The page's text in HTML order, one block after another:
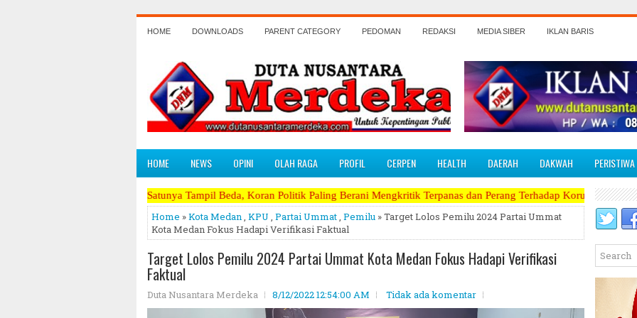
HOME DOWNLOADS PARENT CATEGORY PEDOMAN REDAKSI MEDIA SIBER IKLAN BARIS
HOME NEWS OPINI OLAH RAGA PROFIL CERPEN HEALTH DAERAH DAKWAH PERISTIWA
Satu - Satunya Tampil Beda, Koran Politik Paling Berani Mengkritik Terpanas dan Perang Terhadap Koruptor, Narkoba, Teroris
Home »Kota Medan, KPU , Partai Ummat, Pemilu » Target Lolos Pemilu 2024 Partai Ummat
Kota Medan Fokus Hadapi Verifikasi Faktual
Target Lolos Pemilu 2024 Partai Ummat Kota Medan Fokus Hadapi Verifikasi
Faktual
Duta Nusantara Merdeka 8/12/2022 12:54:00 AM Tidak ada komentar